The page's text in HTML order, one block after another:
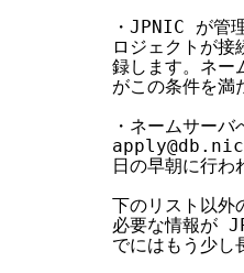
・JPNIC が管
ロジェクトが
録します。ネー
がこの条件を満
・ネームサー
日の早朝に行わ
下のリスト以外
必要な情報が
でにはもう少し